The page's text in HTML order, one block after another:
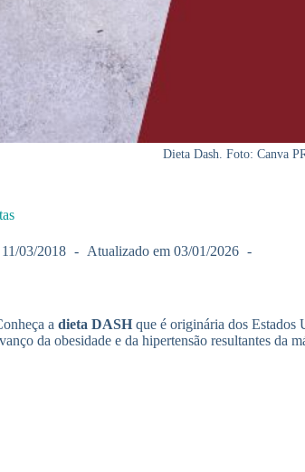
Dieta Dash. Foto: Canva
11/03/2018 Atualizado em 03/01/2026
a dieta DASH que é originária dos Estados
da obesidade e da hipertensão resultantes da